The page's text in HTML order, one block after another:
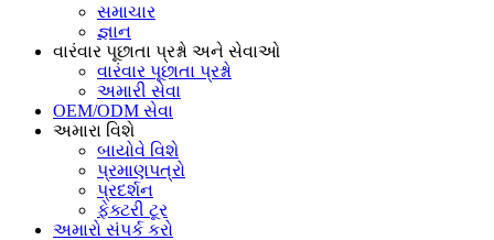
સમાચાર
જ્ઞાન
વારંવાર પૂછાતા પ્રશ્નો અને સેવાઓ
વારંવાર પૂછાતા પ્રશ્નો
અમારી સેવા
OEM/ODM સેવા
અમારા વિશે
બાયોવે વિશે
પ્રમાણપત્રો
પ્રદર્શન
ફેક્ટરી ટૂર
અમારો સંપર્ક કરો